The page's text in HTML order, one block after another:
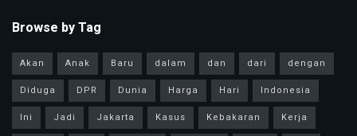
Browse by Tag
Akan Anak Baru dalam dan dari
dengan
Diduga
DPR Dunia Harga Hari
Indonesia
Ini
Jadi Jakarta Kasus Kebakaran
Kerja